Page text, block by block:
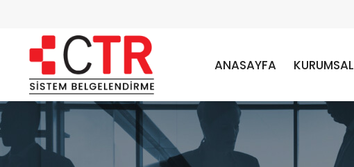
ANASAYFA KURUMSAL